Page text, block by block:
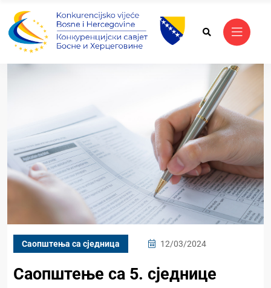
Саопштења са сједница 12/03/2024
Саопштење са 5. сједнице